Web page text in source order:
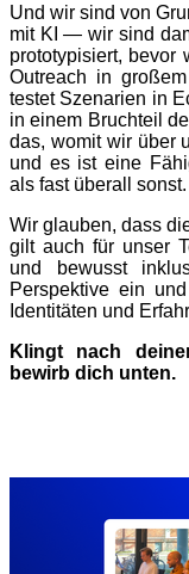
Und wir sind von
mit KI — wir sind
prototypisiert, bevor
Outreach in
testet Szenarien in
in einem Bruchteil
das, womit wir über
und es ist eine
als fast überall sonst.
Wir glauben, dass
gilt auch für unser
und bewusst
Perspektive ein
Identitäten und
Klingt nach
bewirb dich unten.